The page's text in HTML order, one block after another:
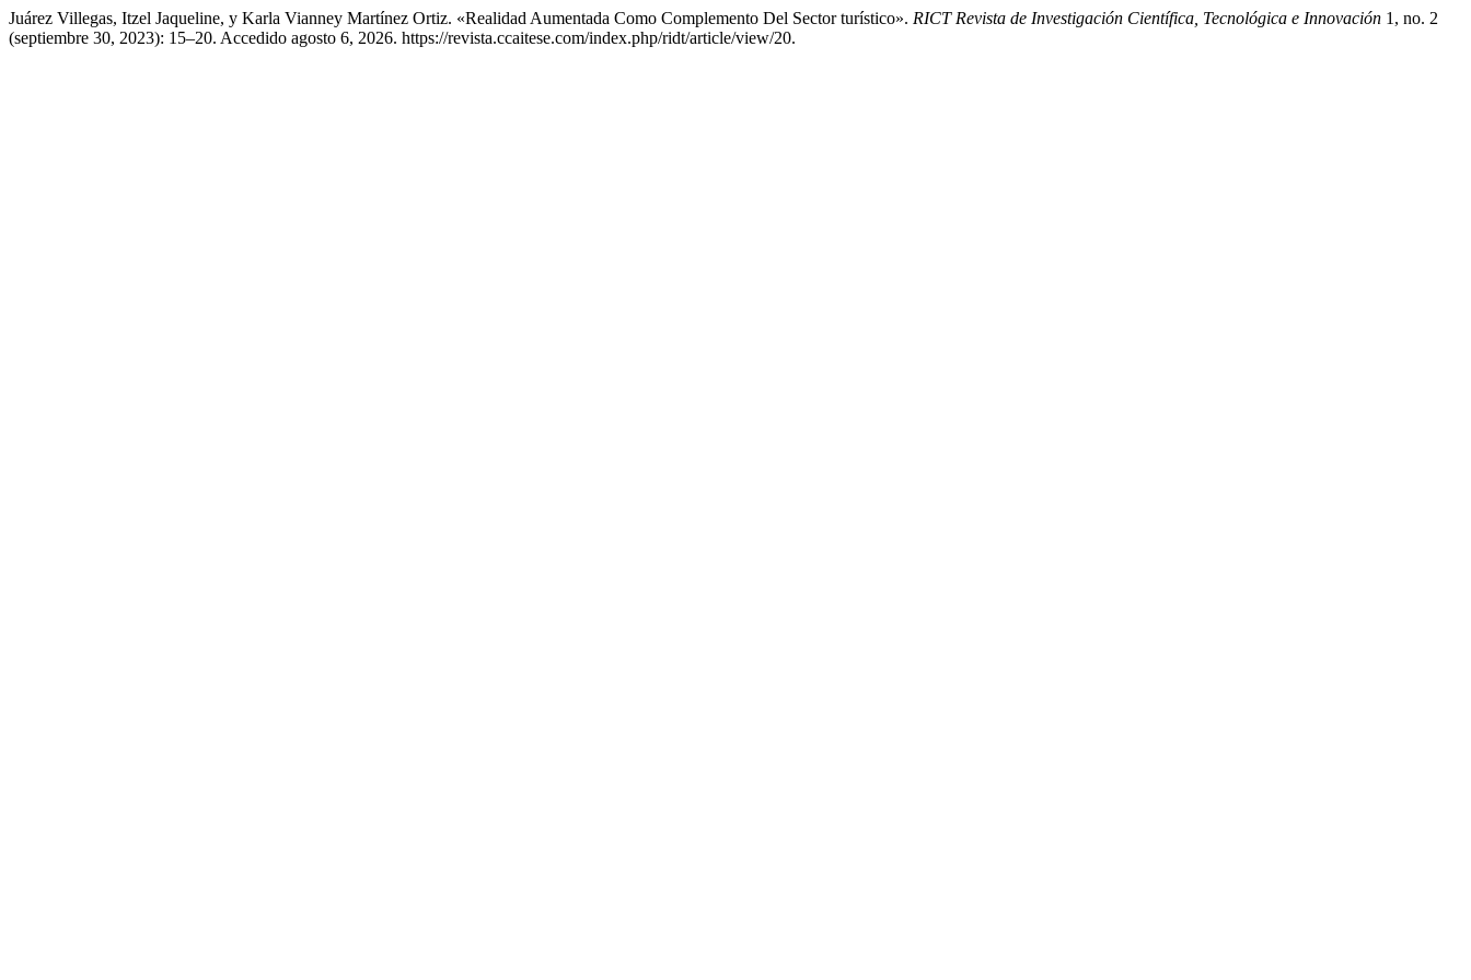
Juárez Villegas, Itzel Jaqueline, y Karla Vianney Martínez Ortiz. «Realidad Aumentada Como Complemento Del Sector turístico». RICT Revista de Investigación Científica, Tecnológica e Innovación 1, no. 2
(septiembre 30, 2023): 15–20. Accedido agosto 6, 2026. https://revista.ccaitese.com/index.php/ridt/article/view/20.